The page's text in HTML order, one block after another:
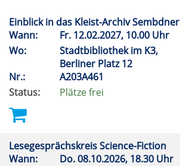
Einblick in das Kleist-Archiv Sembdner
Wann:
Fr. 12.02.2027, 10.00 Uhr
Wo:
Stadtbibliothek im K3,
Berliner Platz 12
Nr.:
A203A461
Status:
Plätze frei
Lesegesprächskreis Science-Fiction
Wann:
Do.08.10.2026, 18.30 Uhr